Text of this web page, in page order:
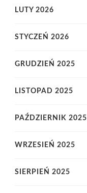
LUTY 2026
STYCZEŃ 2026
GRUDZIEŃ 2025
LISTOPAD 2025
PAŹDZIERNIK 2025
WRZESIEŃ 2025
SIERPIEŃ 2025